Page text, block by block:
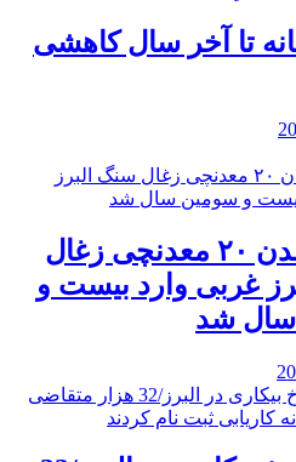
تا آخر سال کاهشی
کشته شدن ۲۰ معدنچی زغال
غربی وارد بیست و
شد